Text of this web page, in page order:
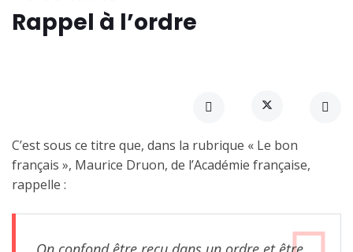
Rappel à l’ordre
C’est sous ce titre que, dans la rubrique « Le bon
français », Maurice Druon, de l’Académie française,
rappelle :